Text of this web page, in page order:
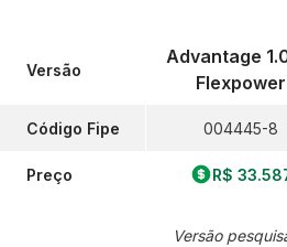
Versão
Código Fipe
Preço
Advantage
Flexpower
004445-8
R$
Versão